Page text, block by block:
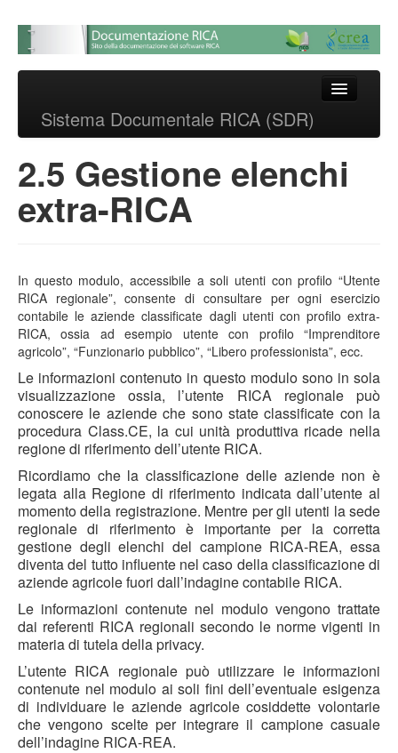
Sistema Documentale
RICA (SDR)
Sistema documentale delle
procedure RICA
Skip to primary content
Skip to secondary content
Sistema Documentale RICA (SDR)
2.5 Gestione elenchi
extra-RICA
In questo modulo, accessibile a soli utenti con profilo “Utente
RICA regionale”, consente di consultare per ogni esercizio
contabile le aziende classificate dagli utenti con profilo extra-
RICA, ossia ad esempio utente con profilo “Imprenditore
agricolo”, “Funzionario pubblico”, “Libero professionista”, ecc.
Le informazioni contenuto in questo modulo sono in sola
visualizzazione ossia, l’utente RICA regionale può
conoscere le aziende che sono state classificate con la
procedura Class.CE, la cui unità produttiva ricade nella
regione di riferimento dell’utente RICA.
Ricordiamo che la classificazione delle aziende non è
legata alla Regione di riferimento indicata dall’utente al
momento della registrazione. Mentre per gli utenti la sede
regionale di riferimento è importante per la corretta
gestione degli elenchi del campione RICA-REA, essa
diventa del tutto influente nel caso della classificazione di
aziende agricole fuori dall’indagine contabile RICA.
Le informazioni contenute nel modulo vengono trattate
dai referenti RICA regionali secondo le norme vigenti in
materia di tutela della privacy.
L’utente RICA regionale può utilizzare le informazioni
contenute nel modulo ai soli fini dell’eventuale esigenza
di individuare le aziende agricole cosiddette volontarie
che vengono scelte per integrare il campione casuale
dell’indagine RICA-REA.